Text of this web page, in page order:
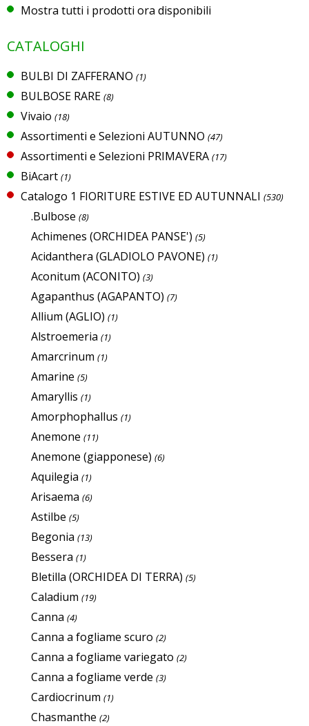
Mostra tutti i prodotti ora disponibili
CATALOGHI
BULBI DI ZAFFERANO (1)
BULBOSE RARE (8)
Vivaio (18)
Assortimenti e Selezioni AUTUNNO (47)
Assortimenti e Selezioni PRIMAVERA (17)
BiAcart (1)
Catalogo 1 FIORITURE ESTIVE ED AUTUNNALI (530)
.Bulbose (8)
Achimenes (ORCHIDEA PANSE') (5)
Acidanthera (GLADIOLO PAVONE) (1)
Aconitum (ACONITO) (3)
Agapanthus (AGAPANTO) (7)
Allium (AGLIO) (1)
Alstroemeria (1)
Amarcrinum (1)
Amarine (5)
Amaryllis (1)
Amorphophallus (1)
Anemone (11)
Anemone (giapponese) (6)
Aquilegia (1)
Arisaema (6)
Astilbe (5)
Begonia (13)
Bessera (1)
Bletilla (ORCHIDEA DI TERRA) (5)
Caladium (19)
Canna (4)
Canna a fogliame scuro (2)
Canna a fogliame variegato (2)
Canna a fogliame verde (3)
Cardiocrinum (1)
Chasmanthe (2)